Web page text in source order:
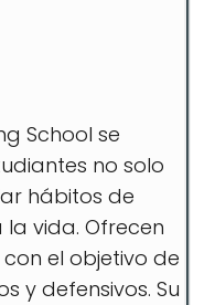
School se
no solo
hábitos de
vida. Ofrecen
el objetivo de
y defensivos. Su